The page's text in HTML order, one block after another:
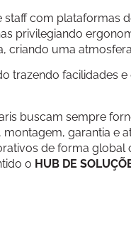
staff com
privilegiando
criando uma
trazendo facilidades
buscam sempre
garantia e
de forma
o HUB DE